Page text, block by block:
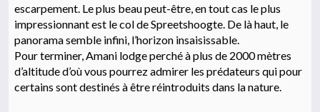
escarpement. Le plus beau peut-être, en tout cas le plus
impressionnant est le col de Spreetshoogte. De là haut, le
panorama semble infini, l’horizon insaisissable.
Pour terminer, Amani lodge perché à plus de 2000 mètres
d’altitude d’où vous pourrez admirer les prédateurs qui pour
certains sont destinés à être réintroduits dans la nature.